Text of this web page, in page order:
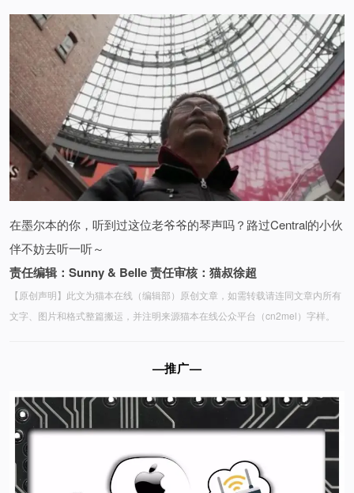
在墨尔本的你，听到过这位老爷爷的琴声吗？路过Central的小伙
伴不妨去听一听～
责任编辑：Sunny & Belle责任审核：猫叔徐超
【原创声明】此文为猫本在线（编辑部）原创文章，如需转载请连同文章内所有
文字、图片和格式整篇搬运，并注明来源猫本在线公众平台（cn2mel）字样。
—推广—